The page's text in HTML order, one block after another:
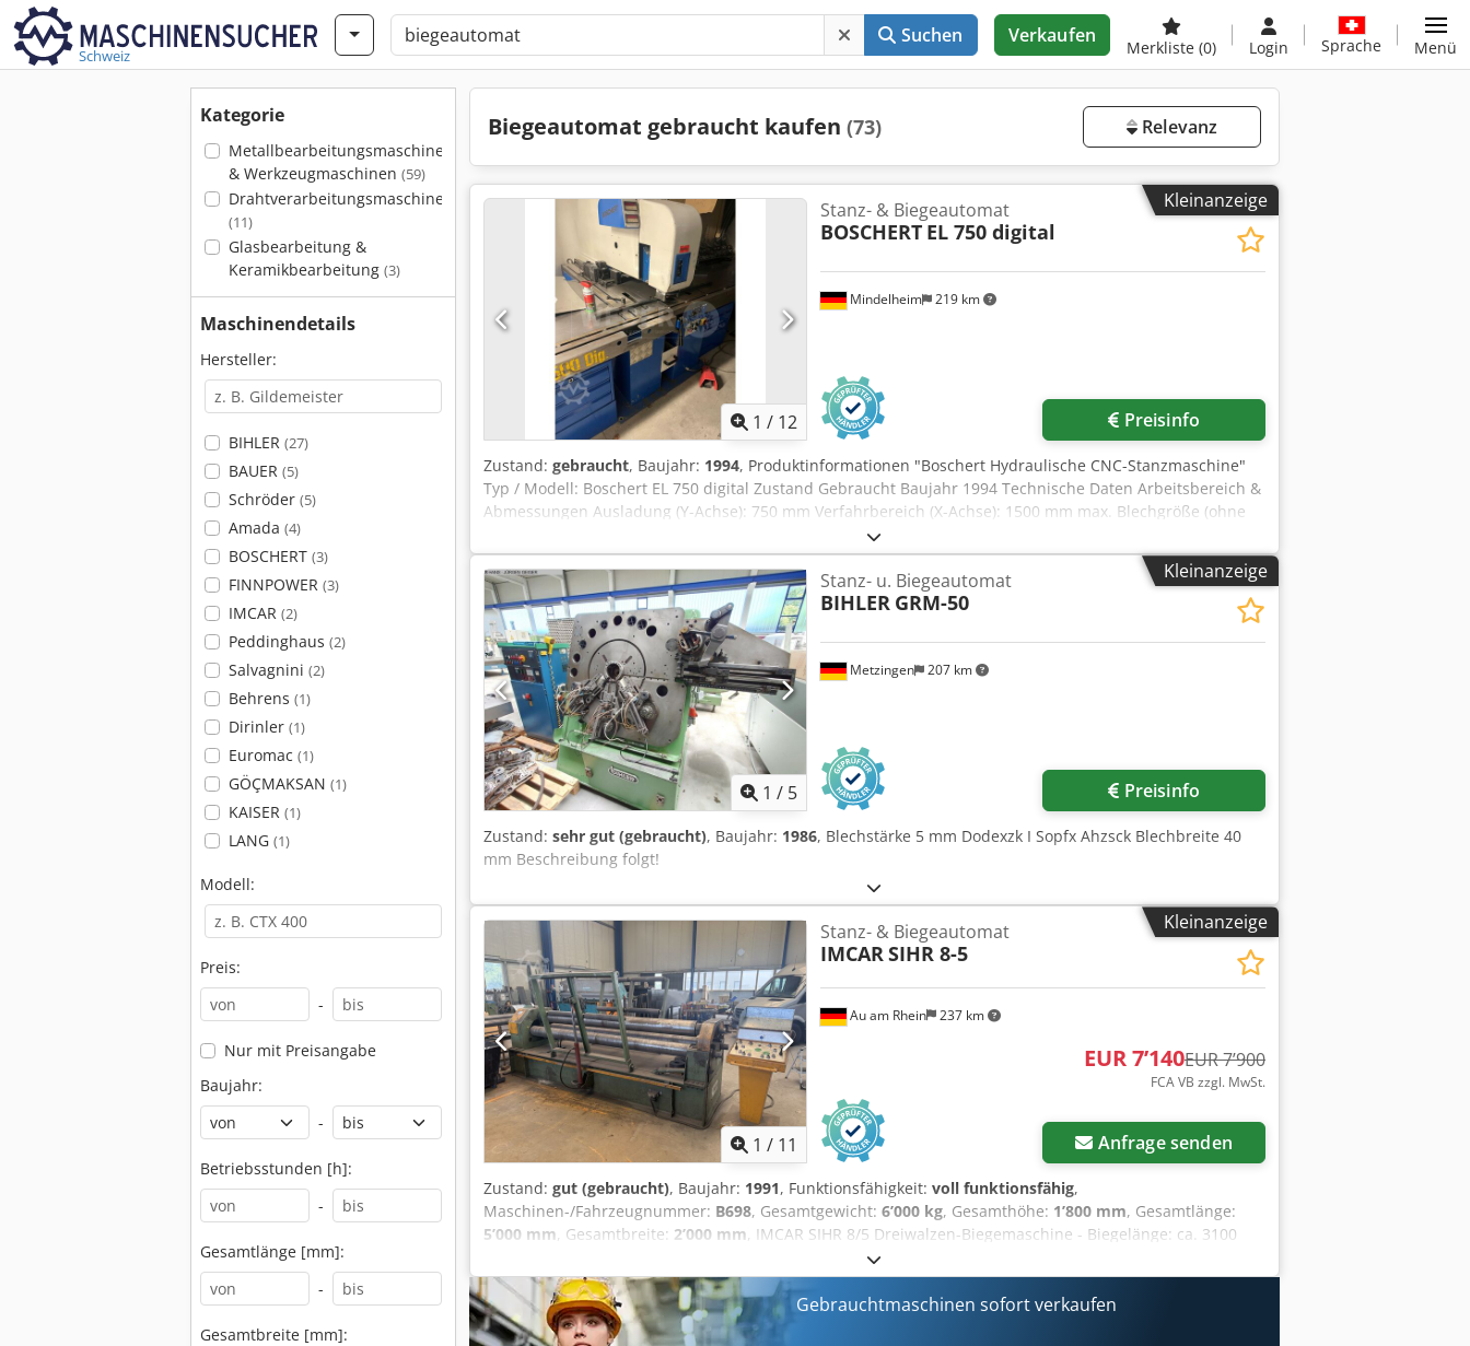
Schweiz
Suchen Verkaufen
Merkliste (0) Login Sprache Menü
Kategorie
Metallbearbeitungsmaschinen
& Werkzeugmaschinen (59)
Drahtverarbeitungsmaschinen
(11)
Glasbearbeitung &
Keramikbearbeitung (3)
Maschinendetails
Hersteller:
BIHLER (27)
BAUER (5)
Schröder (5)
Amada (4)
BOSCHERT (3)
FINNPOWER (3)
IMCAR (2)
Peddinghaus (2)
Salvagnini (2)
Behrens (1)
Dirinler (1)
Euromac (1)
GÖÇMAKSAN (1)
KAISER (1)
LANG (1)
Modell:
Preis:
-
Nur mit Preisangabe
Baujahr:
-
Betriebsstunden [h]:
-
Gesamtlänge [mm]:
-
Gesamtbreite [mm]:
Biegeautomat gebraucht kaufen (73) Relevanz
Kleinanzeige
1 / 12
Mindelheim 219 km
Stanz- & Biegeautomat
BOSCHERT EL 750 digital
Preisinfo
Zustand: gebraucht, Baujahr: 1994, Produktinformationen "Boschert Hydraulische CNC-Stanzmaschine"
Typ / Modell: Boschert EL 750 digital Zustand Gebraucht Baujahr 1994 Technische Daten Arbeitsbereich &
Abmessungen Ausladung (Y-Achse): 750 mm Verfahrbereich (X-Achse): 1500 mm max. Blechgröße (ohne
Nachsetzen): 720 x 1700 mm Leistungsdaten & Kapazität max. hydraulische Stanzkraft: Standardmäßig
280 kN max. Blechdicke*: bis zu 12,7 mm max. Stanzdurchmesser: Ø 105 mm Hubfolge: max. 100
Hübe/min Werkzeugaufnahme: Original Trumpf®-Werkzeugsystem Positioniergenauigkeit durch 2-Achs-
Digitalanzeige ± 0,1 mm Anschlussleistung 4 kVA Steuerspannung 220 V Erforderliche Absicherung 3 x 16
A Dcjdezp Raqopfx Ahzjk Aufstellmaße (BxTxH) ca. 3400 mm x 1580 mm x 1600 mm Gewicht ca. 3400 kg
Aussstattung - inklusive diverse Werkzeuge / Zubehör * materialabhängig, meist ausgelegt fr Dünnblech
bis zu 6 mm bei vollem Durchmesser bzw. jede Form, die in einen Kreis von Ø 105 mm passt
Anfrageartikel: Transportkosten im individuellen Angebot
Kleinanzeige
1 / 5
Metzingen 207 km
Stanz- u. Biegeautomat
BIHLER GRM-50
Preisinfo
Zustand: sehr gut (gebraucht), Baujahr: 1986, Blechstärke 5 mm Dodexzk I Sopfx Ahzsck Blechbreite 40
mm Beschreibung folgt!
Kleinanzeige
1 / 11
Au am Rhein 237 km
Stanz- & Biegeautomat
IMCARSIHR 8-5
EUR 7’140EUR 7’900
FCA VB zzgl. MwSt.
Anfrage senden
Zustand: gut (gebraucht), Baujahr: 1991, Funktionsfähigkeit: voll funktionsfähig,
Maschinen-/Fahrzeugnummer: B698, Gesamtgewicht: 6’000 kg, Gesamthöhe: 1’800 mm, Gesamtlänge:
5’000 mm, Gesamtbreite: 2’000 mm, IMCAR SIHR 8/5 Dreiwalzen-Biegemaschine - Biegelänge: ca. 3100
mm - Walzendicke: ca. 250 mm Achtung: der Artikel muss zwischen dem 15.09. und 17.09.2026 an einem
noch abzustimmenden Termin verbindlich abgeholt werden. Djdpfx Aezkhznohzock FCA D-76474 Au am
Rhein - verladen auf LKW
Gebrauchtmaschinen sofort verkaufen